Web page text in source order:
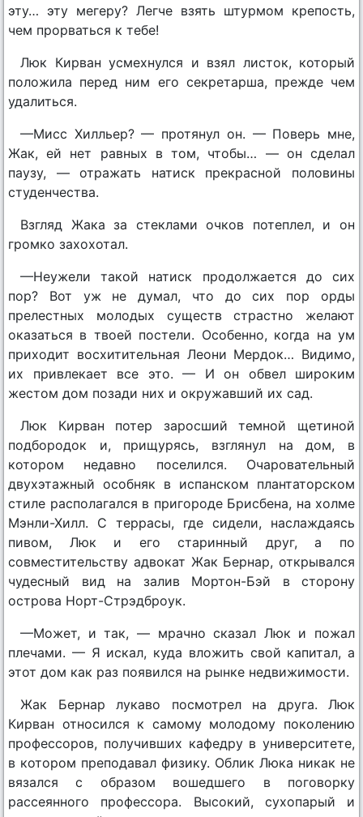
эту… эту мегеру? Легче взять штурмом крепость,
чем прорваться к тебе!
Люк Кирван усмехнулся и взял листок, который
положила перед ним его секретарша, прежде чем
удалиться.
—Мисс Хилльер? — протянул он. — Поверь мне,
Жак, ей нет равных в том, чтобы… — он сделал
паузу, — отражать натиск прекрасной половины
студенчества.
Взгляд Жака за стеклами очков потеплел, и он
громко захохотал.
—Неужели такой натиск продолжается до сих
пор? Вот уж не думал, что до сих пор орды
прелестных молодых существ страстно желают
оказаться в твоей постели. Особенно, когда на ум
приходит восхитительная Леони Мердок… Видимо,
их привлекает все это. — И он обвел широким
жестом дом позади них и окружавший их сад.
Люк Кирван потер заросший темной щетиной
подбородок и, прищурясь, взглянул на дом, в
котором недавно поселился. Очаровательный
двухэтажный особняк в испанском плантаторском
стиле располагался в пригороде Брисбена, на холме
Мэнли-Хилл. С террасы, где сидели, наслаждаясь
пивом, Люк и его старинный друг, а по
совместительству адвокат Жак Бернар, открывался
чудесный вид на залив Мортон-Бэй в сторону
острова Норт-Стрэдброук.
—Может, и так, — мрачно сказал Люк и пожал
плечами. — Я искал, куда вложить свой капитал, а
этот дом как раз появился на рынке недвижимости.
Жак Бернар лукаво посмотрел на друга. Люк
Кирван относился к самому молодому поколению
профессоров, получивших кафедру в университете,
в котором преподавал физику. Облик Люка никак не
вязался с образом вошедшего в поговорку
рассеянного профессора. Высокий, сухопарый и